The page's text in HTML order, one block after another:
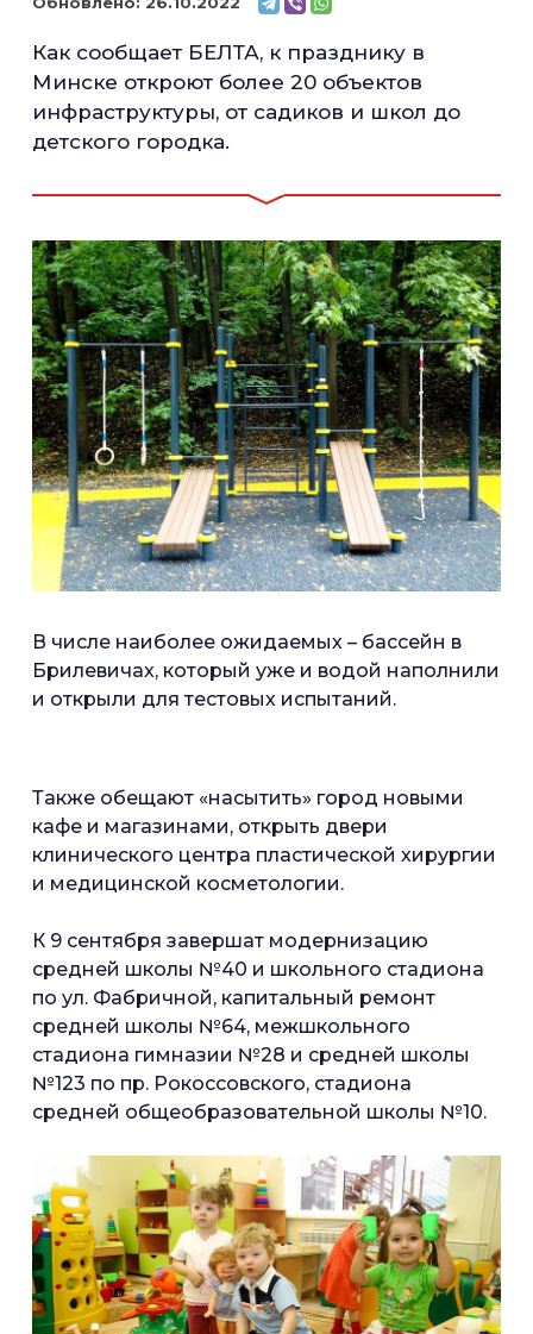
Как сообщает БЕЛТА, к празднику в
Минске откроют более 20 объектов
инфраструктуры, от садиков и школ до
детского городка.
В числе наиболее ожидаемых – бассейн в
Брилевичах, который уже и водой наполнили
и открыли для тестовых испытаний.
Также обещают «насытить» город новыми
кафе и магазинами, открыть двери
клинического центра пластической хирургии
и медицинской косметологии.
К 9 сентября завершат модернизацию
средней школы №40 и школьного стадиона
по ул. Фабричной, капитальный ремонт
средней школы №64, межшкольного
стадиона гимназии №28 и средней школы
№123 по пр. Рокоссовского, стадиона
средней общеобразовательной школы №10.